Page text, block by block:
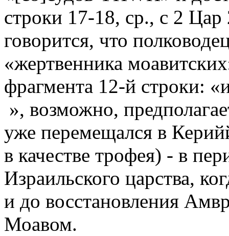
строки 17-18, ср., с 2
говорится, что
«жертвенника
фрагмента 12-й строки:
», возможно,
уже перемещался в
в качестве трофея) - в
Израильского царства,
и до восстановления
Моавом.